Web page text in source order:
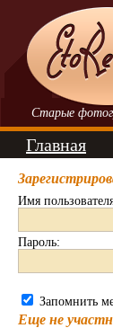
Старые
Главная
Имя
Пароль:
Запомнить
Еще не